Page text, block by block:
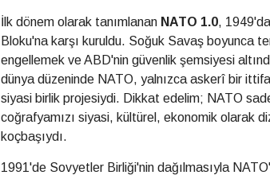
İlk dönem olarak tanımlanan NATO 1.0,
Bloku'na karşı kuruldu. Soğuk Savaş boyunca
engellemek ve ABD'nin güvenlik şemsiyesi
dünya düzeninde NATO, yalnızca askerî bir
siyasi birlik projesiydi. Dikkat edelim; NATO
coğrafyamızı siyasi, kültürel, ekonomik olarak
koçbaşıydı.
1991'de Sovyetler Birliği'nin dağılmasıyla